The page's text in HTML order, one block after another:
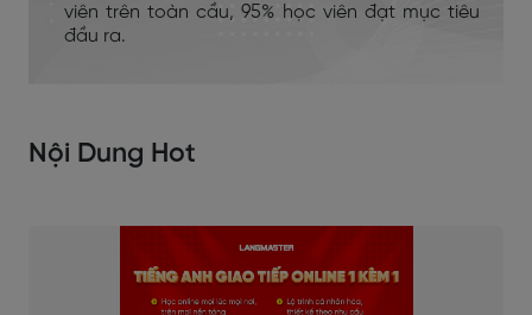
viên trên toàn cầu, 95% học viên đạt mục tiêu
đầu ra.
Nội Dung Hot